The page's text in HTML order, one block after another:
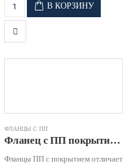
агрессивных сред.В КОРЗИНУ
ФЛАНЦЫ С ПП
Фланец с ПП покрытием д. 0140 PN16
Фланцы ПП с покрытием отличает